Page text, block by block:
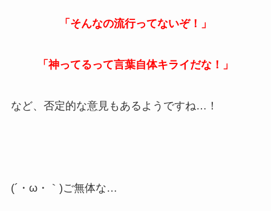
「そんなの流行ってないぞ！」
「神ってるって言葉自体キライだな！」
など、否定的な意見もあるようですね…！
(´・ω・｀)ご無体な…